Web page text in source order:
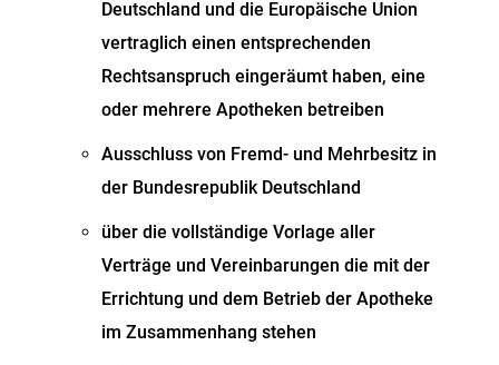
Deutschland und die Europäische Union
vertraglich einen entsprechenden
Rechtsanspruch eingeräumt haben, eine
oder mehrere Apotheken betreiben
Ausschluss von Fremd- und Mehrbesitz in
der Bundesrepublik Deutschland
über die vollständige Vorlage aller
Verträge und Vereinbarungen die mit der
Errichtung und dem Betrieb der Apotheke
im Zusammenhang stehen